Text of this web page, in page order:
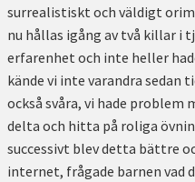
surrealistiskt och väldigt
nu hållas igång av två killar i
erfarenhet och inte heller
kände vi inte varandra sedan
också svåra, vi hade problem
delta och hitta på roliga
successivt blev detta bättre
internet, frågade barnen vad